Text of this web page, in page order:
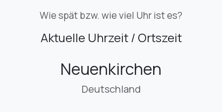
Wie spät bzw. wie viel Uhr ist es?
Aktuelle Uhrzeit / Ortszeit
Neuenkirchen
Deutschland